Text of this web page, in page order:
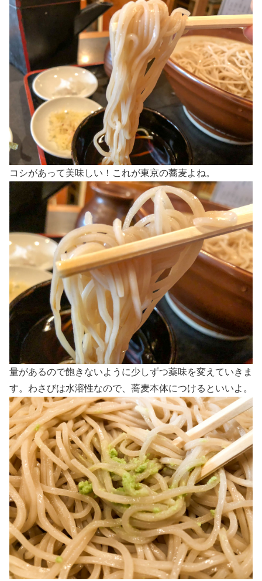
コシがあって美味しい！これが東京の蕎麦よね。
量があるので飽きないように少しずつ薬味を変えていきま
す。わさびは水溶性なので、蕎麦本体につけるといいよ。